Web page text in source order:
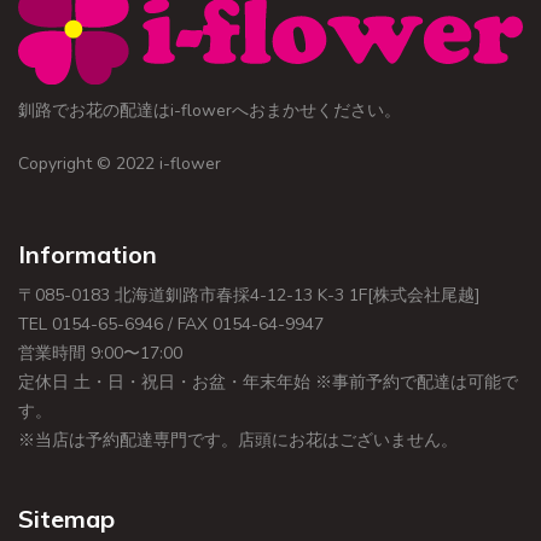
釧路でお花の配達はi-flowerへおまかせください。
Copyright © 2022 i-flower
Information
〒085-0183 北海道釧路市春採4-12-13 K-3 1F[株式会社尾越]
TEL 0154-65-6946 / FAX 0154-64-9947
営業時間 9:00〜17:00
定休日 土・日・祝日・お盆・年末年始 ※事前予約で配達は可能で
す。
※当店は予約配達専門です。店頭にお花はございません。
Sitemap